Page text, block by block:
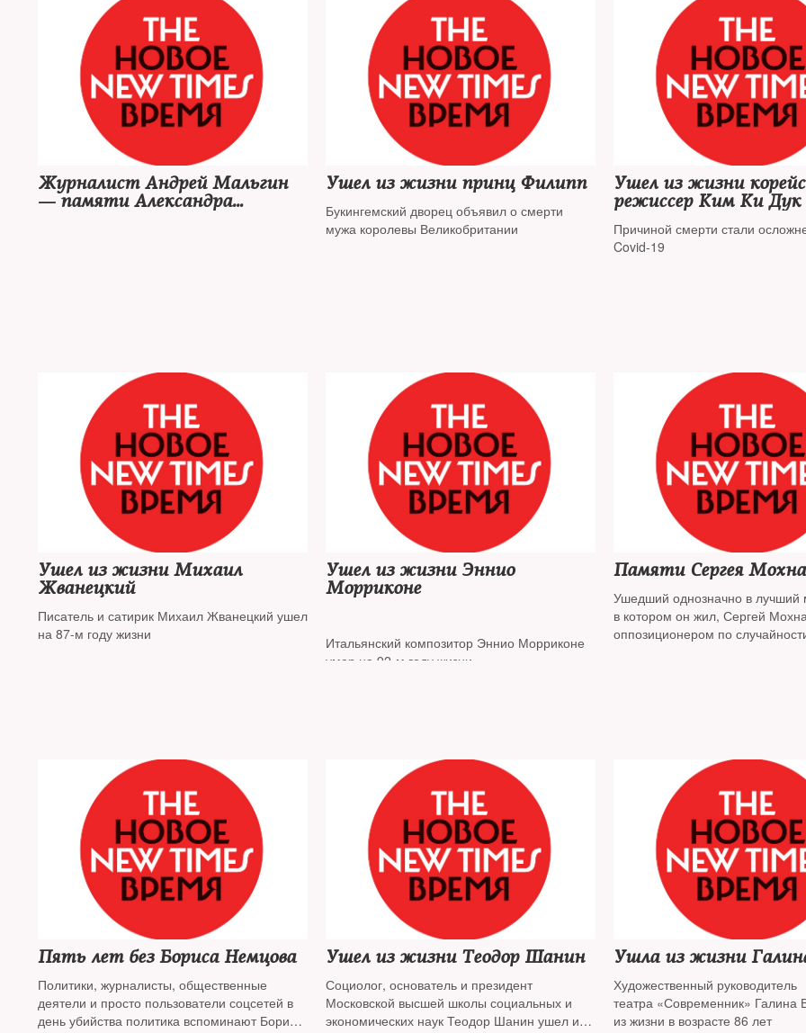
долларов, был объявлен
агентом. В 2021 году, весной, он
границу, где и скончался
Журналист Андрей Мальгин
— памяти Александра
Ушел из жизни принц Филипп
Букингемский дворец объявил о смерти
мужа королевы Великобритании
Ушел из жизни
режиссер Ким Ки Дук
Причиной смерти стали
Covid-19
Ушел из жизни Михаил
Жванецкий
Писатель и сатирик Михаил Жванецкий ушел
на 87-м году жизни
Ушел из жизни Эннио
Морриконе
Итальянский композитор Эннио Морриконе
умер на 92-м году жизни
Памяти Сергея
Ушедший однозначно в лучший
в котором он жил, Сергей
оппозиционером по
объясняет в судьбе этого
Пять лет без Бориса Немцова
Политики, журналисты, общественные
деятели и просто пользователи соцсетей в
день убийства политика вспоминают Бориса
Ушел из жизни Теодор Шанин
Социолог, основатель и президент
Московской высшей школы социальных и
экономических наук Теодор Шанин ушел из
Ушла из жизни
Художественный руководитель
театра «Современник» Галина
из жизни в возрасте 86 лет